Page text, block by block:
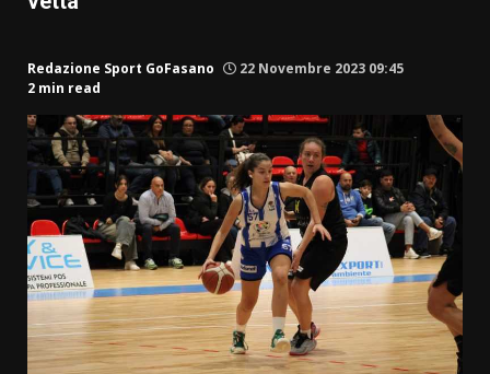
Redazione Sport GoFasano
22 Novembre 2023 09:45
2 min read